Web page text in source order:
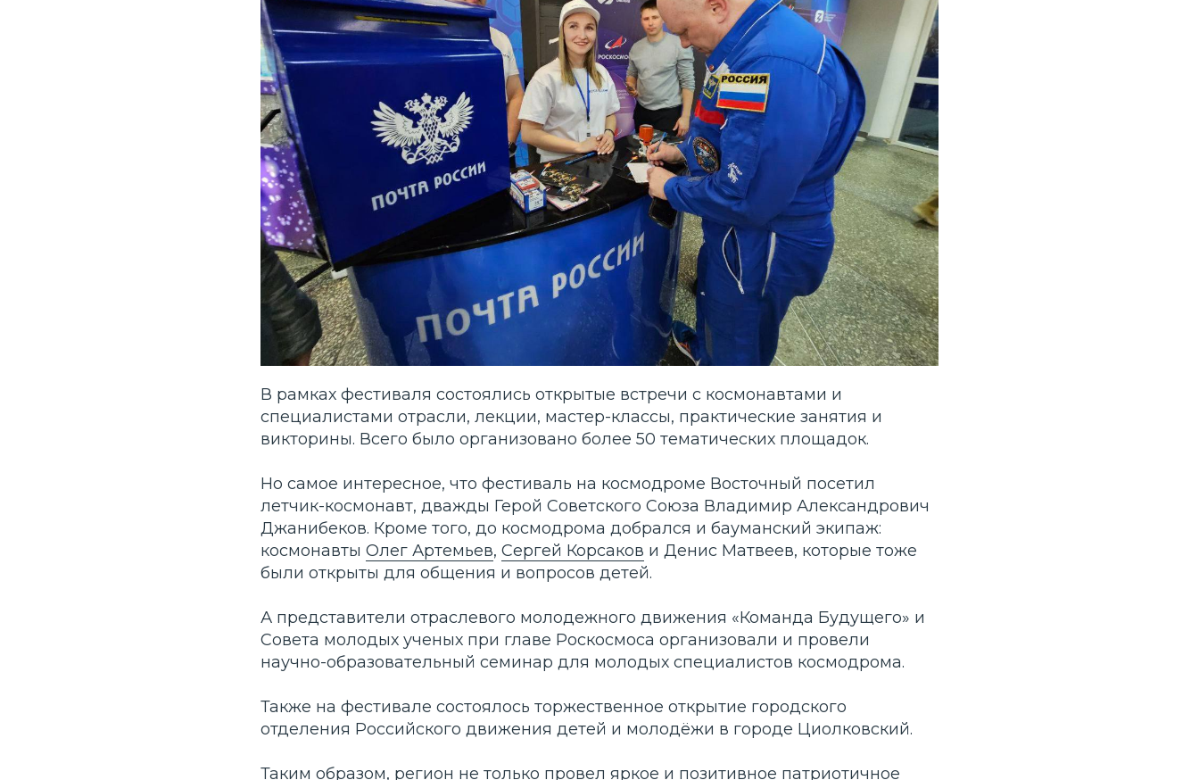
В рамках фестиваля состоялись открытые встречи с космонавтами и
специалистами отрасли, лекции, мастер-классы, практические занятия и
викторины. Всего было организовано более 50 тематических площадок.
Но самое интересное, что фестиваль на космодроме Восточный посетил
летчик-космонавт, дважды Герой Советского Союза Владимир Александрович
Джанибеков. Кроме того, до космодрома добрался и бауманский экипаж:
космонавты Олег Артемьев, Сергей Корсаков и Денис Матвеев, которые тоже
были открыты для общения и вопросов детей.
А представители отраслевого молодежного движения «Команда Будущего» и
Совета молодых ученых при главе Роскосмоса организовали и провели
научно-образовательный семинар для молодых специалистов космодрома.
Также на фестивале состоялось торжественное открытие городского
отделения Российского движения детей и молодёжи в городе Циолковский.
Таким образом, регион не только провел яркое и позитивное патриотичное
Организатор
Соорганизатор